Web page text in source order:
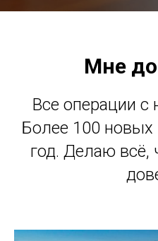
Мне
Все операции
Более 100
год. Делаю всё,